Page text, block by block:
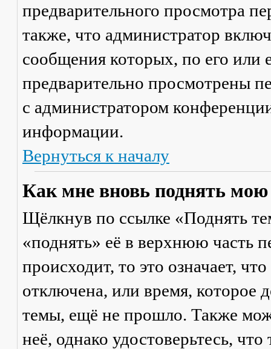
предварительного просмотра
также, что администратор
сообщения которых, по его
предварительно просмотрены
с администратором
информации.
Вернуться к началу
Как мне вновь поднять мою
Щёлкнув по ссылке «Поднять
«поднять» её в верхнюю часть
происходит, то это означает,
отключена, или время, которое
темы, ещё не прошло. Также
неё, однако удостоверьтесь,